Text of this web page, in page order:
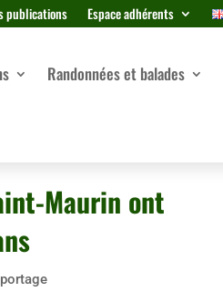
publications Espace adhérents
Randonnées et balades
Maurin ont